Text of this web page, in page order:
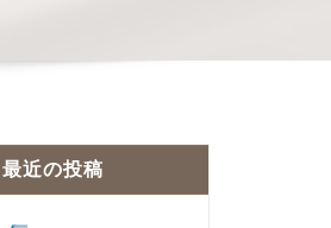
最近の投稿